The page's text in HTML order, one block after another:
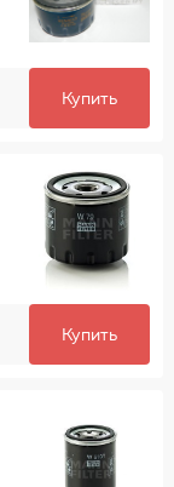
Купить
Купить